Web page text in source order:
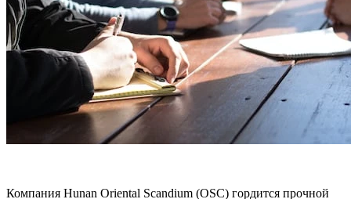
Компания Hunan Oriental Scandium (OSC) гордится прочной